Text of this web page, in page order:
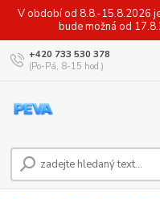
V období od 8.8.-15.8.2026
bude možná od
+420 733 530 378
(Po-Pá, 8-15 hod.)